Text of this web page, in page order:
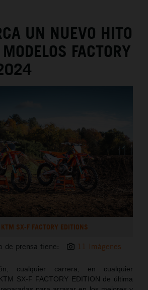
UN NUEVO HITO
FACTORY
SX-F FACTORY EDITIONS
de prensa tiene: 11 Imágenes
cualquier carrera, en cualquier
SX-F FACTORY EDITION de última